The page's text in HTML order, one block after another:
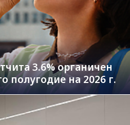
3.6% органичен
полугодие на 2026 г.